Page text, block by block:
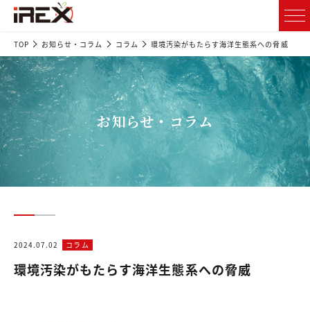
TOP お知らせ・コラム コラム 環境汚染がもたらす海洋生態系への脅威
お知らせ・コラム
2024.07.02 コラム
環境汚染がもたらす海洋生態系への脅威